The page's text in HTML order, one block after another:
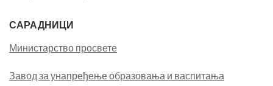
САРАДНИЦИ
Министарство просвете
Завод за унапређење образовања и васпитања